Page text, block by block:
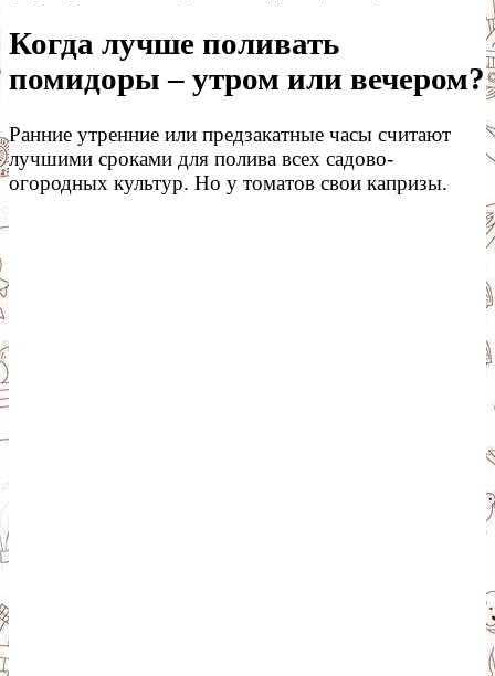
Когда лучше поливать
помидоры – утром или вечером?
Ранние утренние или предзакатные часы считают
лучшими сроками для полива всех садово-
огородных культур. Но у томатов свои капризы.